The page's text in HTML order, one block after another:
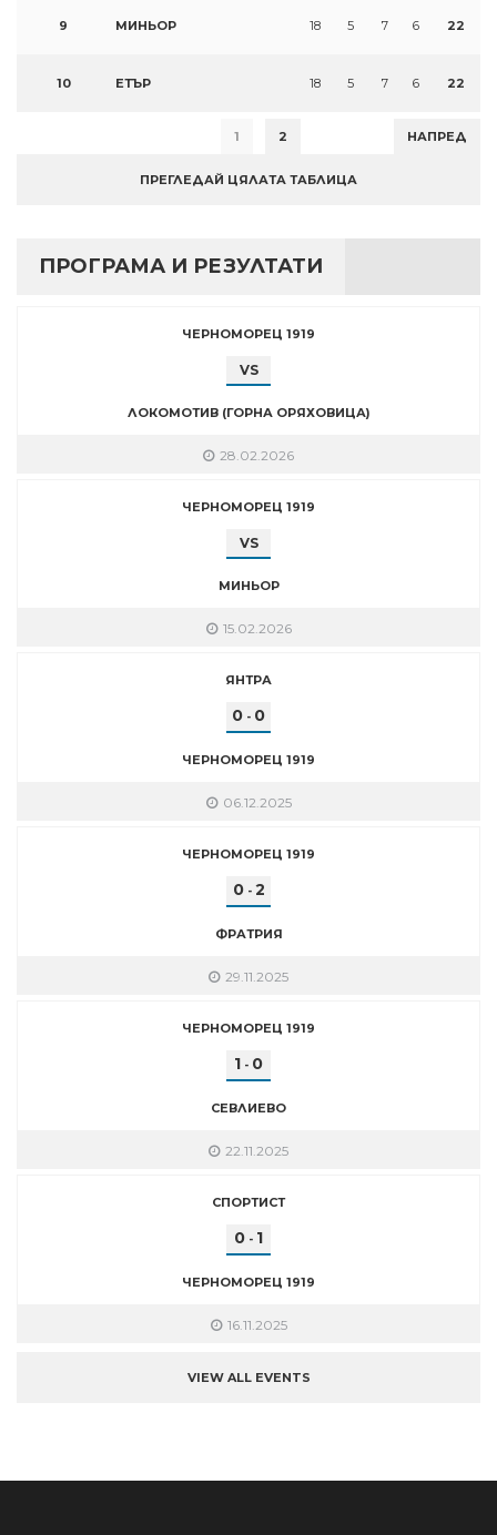
9 МИНЬОР 18 5 7 6 22
10 ЕТЪР 18 5 7 6 22
1 2 НАПРЕД
ПРЕГЛЕДАЙ ЦЯЛАТА ТАБЛИЦА
ПРОГРАМА И РЕЗУЛТАТИ
ЧЕРНОМОРЕЦ 1919
VS
ЛОКОМОТИВ (ГОРНА ОРЯХОВИЦА)
28.02.2026
ЧЕРНОМОРЕЦ 1919
VS
МИНЬОР
15.02.2026
ЯНТРА
0 - 0
ЧЕРНОМОРЕЦ 1919
06.12.2025
ЧЕРНОМОРЕЦ 1919
0- 2
ФРАТРИЯ
29.11.2025
ЧЕРНОМОРЕЦ 1919
1 - 0
СЕВЛИЕВО
22.11.2025
СПОРТИСТ
0 - 1
ЧЕРНОМОРЕЦ 1919
16.11.2025
VIEW ALL EVENTS